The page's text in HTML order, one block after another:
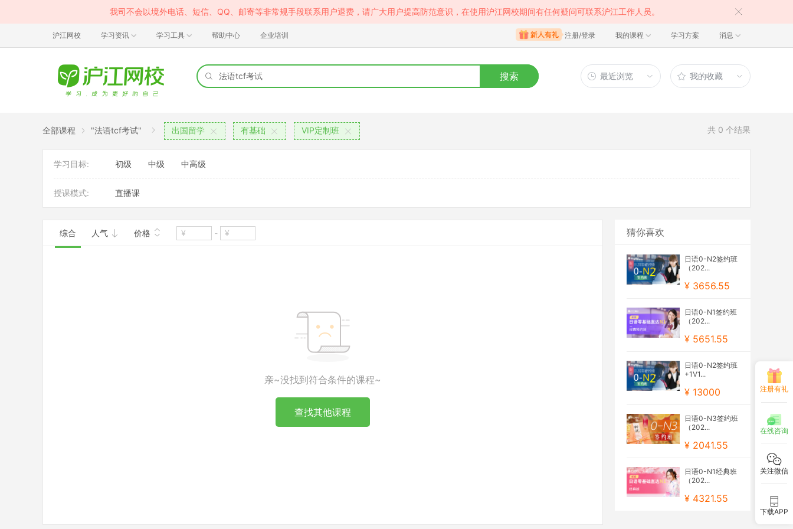
我司不会以境外电话、短信、QQ、邮寄等非常规手段联系用户退费，请广大用户提高防范意识，在使用沪江网校期间有任何疑问可联系沪江工作人员。
沪江网校 学习资讯 学习工具 帮助中心 企业培训 注册/登录 我的课程 学习方案 消息
搜索 最近浏览 我的收藏
全部课程 "法语tcf考试" 出国留学 有基础 VIP定制班 共 0 个结果
学习目标: 初级 中级 中高级
授课模式: 直播课
综合 人气 价格 -
亲~没找到符合条件的课程~
查找其他课程
猜你喜欢
日语0-N2签约班
（202...
¥ 3656.55
日语0-N1签约班
（202...
¥ 5651.55
日语0-N2签约班
+1V1...
¥ 13000
日语0-N3签约班
（202...
¥ 2041.55
日语0-N1经典班
（202...
¥ 4321.55
注册有礼
在线咨询
关注微信
下载APP